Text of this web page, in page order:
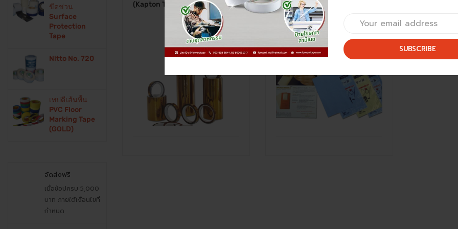
ขีดข่วน
Surface
Protection
Tape
Nitto No. 720
เทปตีเส้นพื้น
PVC Floor
Marking Tape
(GOLD)
จัดส่งฟรี
เมื่อช้อปครบ 5,000
บาท ภายใต้เงื่อนไขที่
กำหนด
(Kapton Tape)